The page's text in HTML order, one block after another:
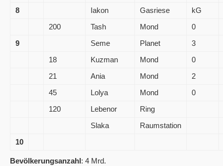
8
Iakon Gasriese
kG
200
Tash Mond
0
9
Seme Planet
3
18
Kuzman Mond
0
21
Ania Mond
2
45
Lolya Mond
0
120
Lebenor
Ring
Slaka
Raumstation
10
Bevölkerungsanzahl: 4 Mrd.